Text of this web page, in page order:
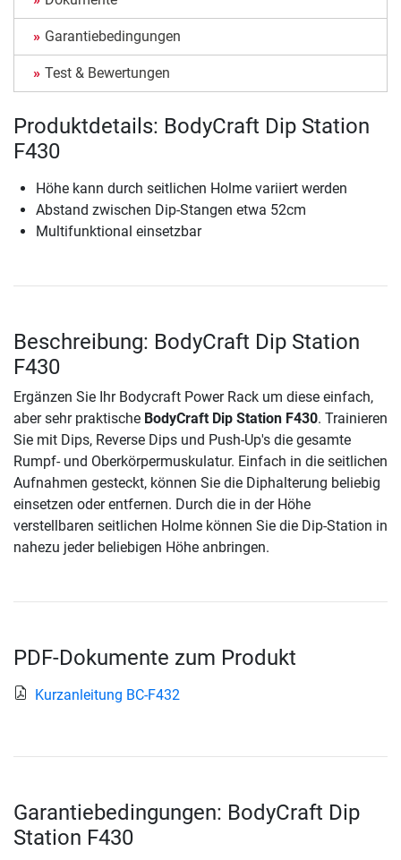
Garantiebedingungen
Test & Bewertungen
Produktdetails: BodyCraft Dip Station
F430
Höhe kann durch seitlichen Holme variiert werden
Abstand zwischen Dip-Stangen etwa 52cm
Multifunktional einsetzbar
Beschreibung: BodyCraft Dip Station
F430
Ergänzen Sie Ihr Bodycraft Power Rack um diese einfach,
aber sehr praktische BodyCraft Dip Station F430. Trainieren
Sie mit Dips, Reverse Dips und Push-Up's die gesamte
Rumpf- und Oberkörpermuskulatur. Einfach in die seitlichen
Aufnahmen gesteckt, können Sie die Diphalterung beliebig
einsetzen oder entfernen. Durch die in der Höhe
verstellbaren seitlichen Holme können Sie die Dip-Station in
nahezu jeder beliebigen Höhe anbringen.
PDF-Dokumente zum Produkt
Kurzanleitung BC-F432
Garantiebedingungen: BodyCraft Dip
Station F430